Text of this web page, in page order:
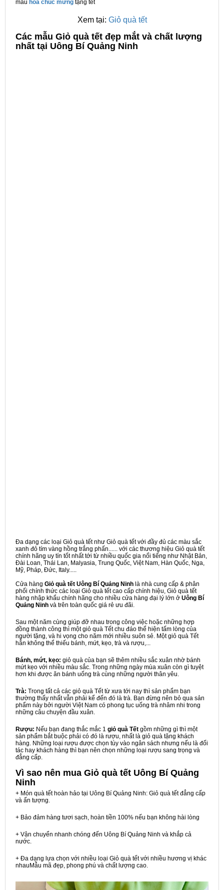
mẫu hoa chúc mừng tặng tết
Xem tại: Giỏ quà tết
Các mẫu Giỏ quà tết đẹp mắt và chất lượng
nhất tại Uông Bí Quảng Ninh
Đa dạng các loại Giỏ quà tết như Giỏ quà tết với đầy đủ các màu sắc
xanh đỏ tím vàng hồng trắng phấn...... với các thương hiệu Giỏ quà tết
chính hãng uy tín tốt nhất tới từ nhiều quốc gia nổi tiếng như Nhật Bản,
Đài Loan, Thái Lan, Malyasia, Trung Quốc, Việt Nam, Hàn Quốc, Nga,
Mỹ, Pháp, Đức, Italy.....
Cửa hàng Giỏ quà tết Uông Bí Quảng Ninh là nhà cung cấp & phân
phối chính thức các loại Giỏ quà tết cao cấp chính hiệu, Giỏ quà tết
hàng nhập khẩu chính hãng cho nhiều cửa hàng đại lý lớn ở Uông Bí
Quảng Ninh và trên toàn quốc giá rẻ ưu đãi.
Sau một năm cùng giúp đỡ nhau trong công việc hoặc những hợp
đồng thành công thì một giỏ quà Tết chu đáo thể hiện tấm lòng của
người tặng, và hi vọng cho năm mới nhiều suôn sẻ. Một giỏ quà Tết
hẳn không thể thiếu bánh, mứt, kẹo, trà và rượu,...
Bánh, mứt, kẹo: giỏ quà của bạn sẽ thêm nhiều sắc xuân nhờ bánh
mứt kẹo với nhiều màu sắc. Trong những ngày mùa xuân còn gì tuyệt
hơn khi được ăn bánh uống trà cùng những người thân yêu.
Trà: Trong tất cả các giỏ quà Tết từ xưa tới nay thì sản phẩm bạn
thường thấy nhất vẫn phải kể đến đó là trà. Bạn đừng nên bỏ qua sản
phẩm này bởi người Việt Nam có phong tục uống trà nhâm nhi trong
những câu chuyện đầu xuân.
Rượu: Nếu bạn đang thắc mắc 1 giỏ quà Tết gồm những gì thì một
sản phẩm bắt buộc phải có đó là rượu, nhất là giỏ quà tặng khách
hàng. Những loại rượu được chọn tùy vào ngân sách nhưng nếu là đối
tác hay khách hàng thì bạn nên chọn những loại rượu sang trọng và
đẳng cấp.
Vì sao nên mua Giỏ quà tết Uông Bí Quảng
Ninh
+ Món quà tết hoàn hảo tại Uông Bí Quảng Ninh: Giỏ quà tết đẳng cấp
và ấn tượng.
+ Bảo đảm hàng tươi sạch, hoàn tiền 100% nếu bạn không hài lòng
+ Vận chuyển nhanh chóng đến Uông Bí Quảng Ninh và khắp cả
nước.
+ Đa dạng lựa chọn với nhiều loại Giỏ quà tết với nhiều hương vị khác
nhauMẫu mã đẹp, phong phú và chất lượng cao.